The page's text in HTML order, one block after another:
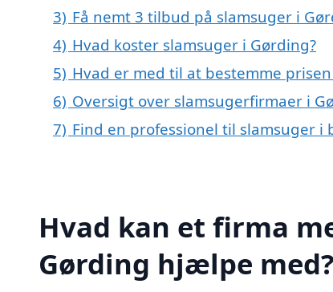
3) Få nemt 3 tilbud på slamsuger i
4) Hvad koster slamsuger i Gørding?
5) Hvad er med til at bestemme
6) Oversigt over slamsugerfirmaer i
7) Find en professionel til slamsuger
Hvad kan et firma
Gørding hjælpe med?